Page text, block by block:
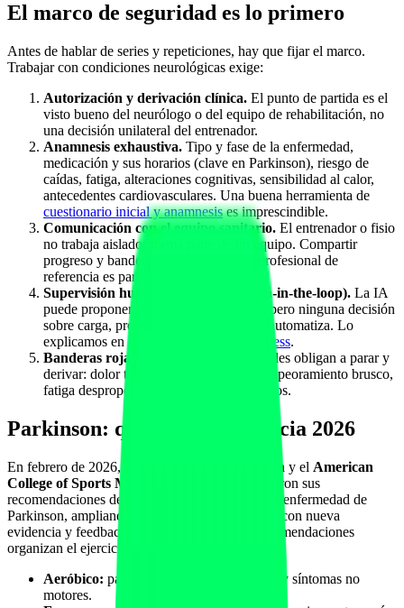
El marco de seguridad es lo primero
Antes de hablar de series y repeticiones, hay que fijar el marco.
Trabajar con condiciones neurológicas exige:
Autorización y derivación clínica. El punto de partida es el
visto bueno del neurólogo o del equipo de rehabilitación, no
una decisión unilateral del entrenador.
Anamnesis exhaustiva. Tipo y fase de la enfermedad,
medicación y sus horarios (clave en Parkinson), riesgo de
caídas, fatiga, alteraciones cognitivas, sensibilidad al calor,
antecedentes cardiovasculares. Una buena herramienta de
cuestionario inicial y anamnesises imprescindible.
Comunicación con el equipo sanitario. El entrenador o fisio
no trabaja aislado: forma parte de un equipo. Compartir
progreso y banderas de alarma con el profesional de
referencia es parte del servicio.
Supervisión humana de la IA (human-in-the-loop). La IA
puede proponer y ordenar información, pero ninguna decisión
sobre carga, progresión o derivación se automatiza. Lo
explicamos enhuman-in-the-loop en fitness.
Banderas rojas claras.
Define qué señales obligan a parar y
derivar: dolor torácico, mareo, caídas, empeoramiento brusco,
fatiga desproporcionada o síntomas nuevos.
Parkinson: qué dice la evidencia 2026
En febrero de 2026, la Parkinson's Foundation y el American
College of Sports Medicine (ACSM)
actualizaron sus
recomendaciones de ejercicio para personas con enfermedad de
Parkinson, ampliando la versión previa de 2022 con nueva
evidencia y feedback de la comunidad. Las recomendaciones
organizan el ejercicio en
Aeróbico: para capacidad cardiovascular y síntomas no
motores.